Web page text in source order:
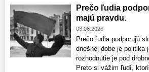
Prečo ľudia
majú pravdu.
03.06.2026
Prečo ľudia podporujú
dnešnej dobe je politika
rozhodnutie je pod
Preto si vážim ľudí,